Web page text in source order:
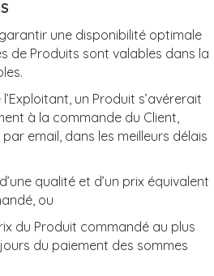
une disponibilité optimale
de Produits sont valables dans la
un Produit s’avérerait
à la commande du Client,
par email, dans les meilleurs délais
qualité et d’un prix équivalent
ou
du Produit commandé au plus
du paiement des sommes